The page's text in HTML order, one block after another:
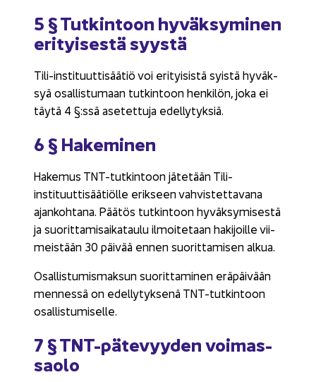
5 § Tut­kin­toon hy­väk­sy­mi­nen
eri­tyi­ses­tä syys­tä
Tili-​instituuttisäätiö voi eri­tyi­sis­tä syis­tä hy­väk­
syä osal­lis­tu­maan tut­kin­toon hen­ki­lön, joka ei
täytä 4 §:ssä ase­tet­tu­ja edel­ly­tyk­siä.
6 § Ha­ke­mi­nen
Ha­ke­mus TNT-​tutkintoon jä­te­tään Tili-​
instituuttisäätiölle erik­seen vah­vis­tet­ta­va­na
ajan­koh­ta­na. Pää­tös tut­kin­toon hy­väk­sy­mi­ses­tä
ja suo­rit­ta­mi­sai­ka­tau­lu il­moi­te­taan ha­ki­joil­le vii­
meis­tään 30 päi­vää ennen suo­rit­ta­mi­sen alkua.
Osal­lis­tu­mis­mak­sun suo­rit­ta­mi­nen erä­päi­vään
men­nes­sä on edel­ly­tyk­se­nä TNT-​tutkintoon
osal­lis­tu­mi­sel­le.
7 § TNT-​pätevyyden voi­mas­
sao­lo